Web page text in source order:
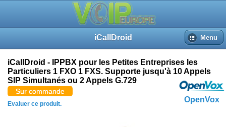
iCallDroid Menu
OpenVox
iCallDroid - IPPBX pour les Petites Entreprises les
Particuliers 1 FXO 1 FXS. Supporte jusqu'à 10 Appels
SIP Simultanés ou 2 Appels G.729
Sur commande
Evaluer ce produit.